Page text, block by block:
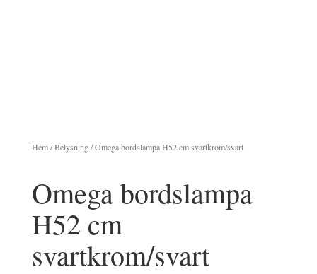
Hem/Belysning/ Omega bordslampa H52 cm svartkrom/svart
Omega bordslampa
H52 cm
svartkrom/svart